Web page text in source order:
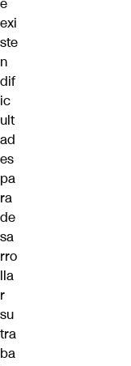
exi
ste
n
dif
ic
ult
ad
es
pa
ra
de
sa
rro
lla
r
su
tra
ba